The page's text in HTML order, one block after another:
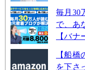
毎月30
で、あ
【バナ
【船
を下さ